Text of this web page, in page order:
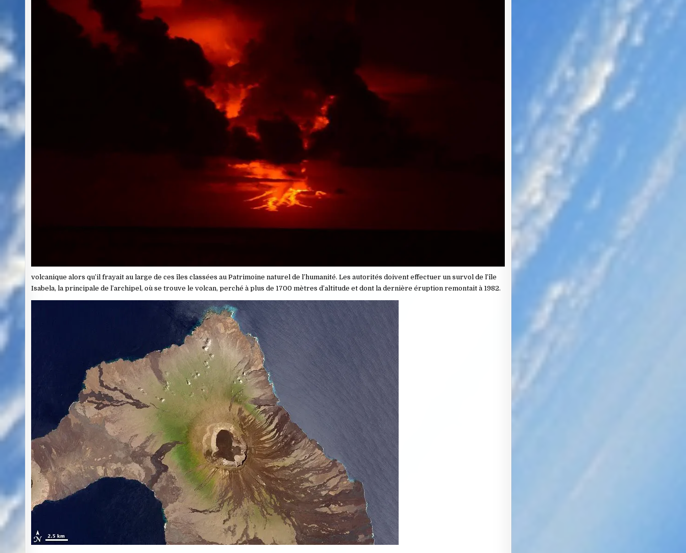
volcanique alors qu’il frayait au large de ces îles classées au Patrimoine naturel de l’humanité. Les autorités doivent effectuer un survol de l’île
Isabela, la principale de l’archipel, où se trouve le volcan, perché à plus de 1700 mètres d’altitude et dont la dernière éruption remontait à 1982.